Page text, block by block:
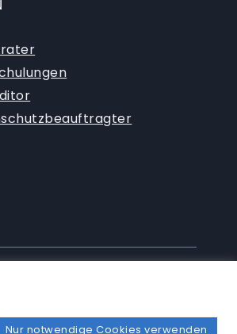
Nur notwendige Cookies verwenden